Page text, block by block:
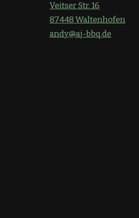
Veitser Str. 16
87448 Waltenhofen
andy@aj-bbq.de